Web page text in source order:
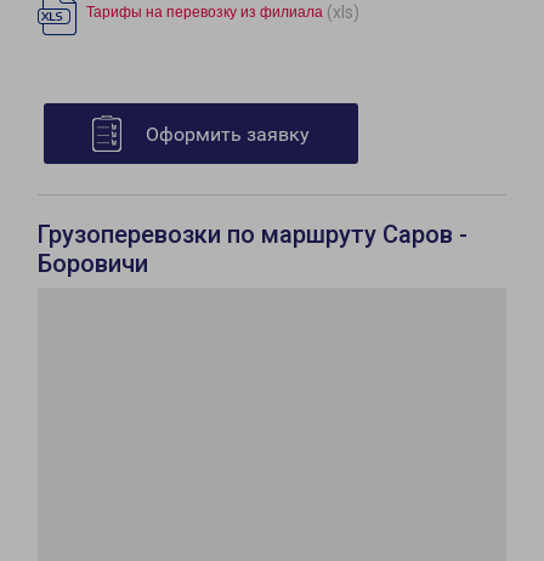
Тарифы на перевозку из филиала (xls)
Оформить заявку
Грузоперевозки по маршруту Саров -
Боровичи